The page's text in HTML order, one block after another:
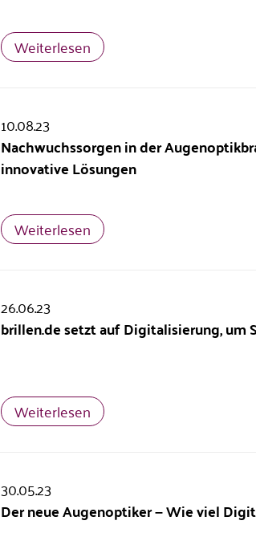
Weiterlesen
10.08.23
Nachwuchssorgen in der
innovative Lösungen
Weiterlesen
26.06.23
brillen.de setzt auf Digitalisierung, um
Weiterlesen
30.05.23
Der neue Augenoptiker – Wie viel